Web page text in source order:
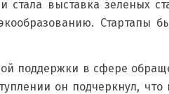
выставка зеленых
поддержки в сфере
он подчеркнул,